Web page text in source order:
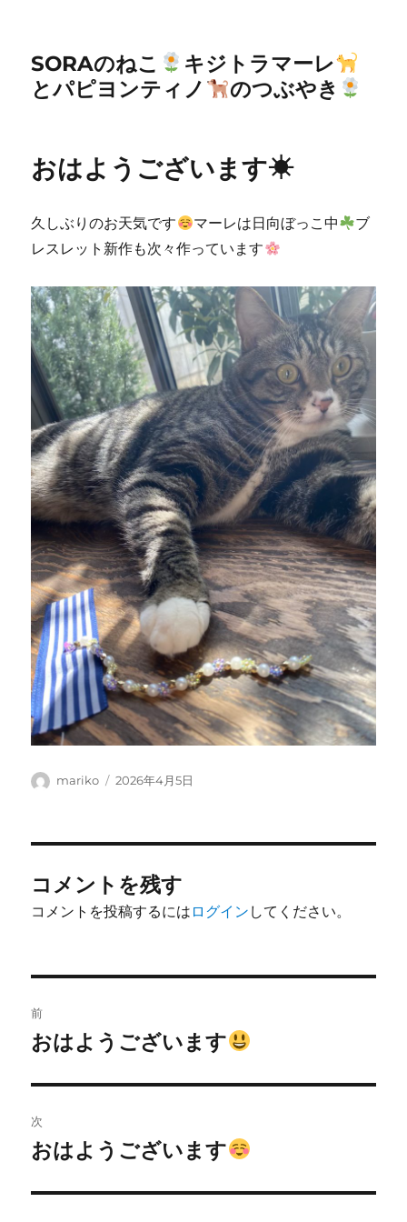
SORAのねこ
キジトラマーレ
とパピヨンティノ
のつぶやき
おはようございます☀
久しぶりのお天気です マーレは日向ぼっこ中
ブ
レスレット新作も次々作っています
投
mariko
投
2026年4月5日
コメントを残す
コメントを投稿するには ログイン してください。
稿
ビ
ゲ
ー
前
前
投
稿:
おはようございます
次
次
投
おはようございます